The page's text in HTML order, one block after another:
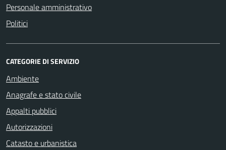
Personale amministrativo
Politici
CATEGORIE DI SERVIZIO
Ambiente
Anagrafe e stato civile
Appalti pubblici
Autorizzazioni
Catasto e urbanistica